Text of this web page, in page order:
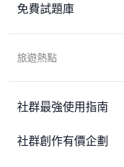
免費試題庫
旅遊熱點
社群最強使用指南
社群創作有價企劃